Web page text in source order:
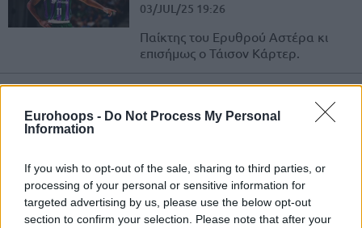
Eurohoops - Do Not Process My Personal
Information
If you wish to opt-out of the sale, sharing to third parties, or
processing of your personal or sensitive information for
targeted advertising by us, please use the below opt-out
section to confirm your selection. Please note that after your
03/JUL/25 19:26
Παίκτης του Ερυθρού Αστέρα κι
επισήμως ο Τάισον Κάρτερ.
για τη Μάλαγα
την απόκτηση του πρώην NBAer,
Κρις Ντουάρτε, ενώ ο Τάισον
Κάρτερ αποχωρεί για τον Ερυθρό...